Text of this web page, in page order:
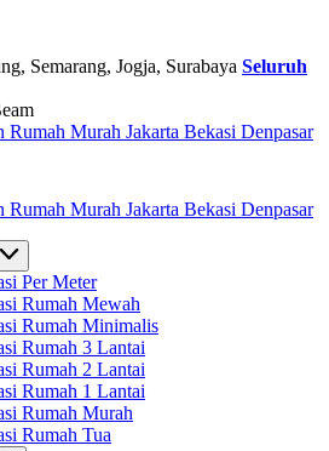
Semarang, Jogja, Surabaya Seluruh
Per Meter
Rumah Mewah
Rumah Minimalis
Rumah 3 Lantai
Rumah 2 Lantai
Rumah 1 Lantai
Rumah Murah
Rumah Tua